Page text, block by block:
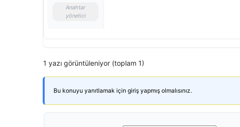
Anahtar
yönetici
1 yazı görüntüleniyor (toplam 1)
Bu konuyu yanıtlamak için giriş yapmış olmalısınız.